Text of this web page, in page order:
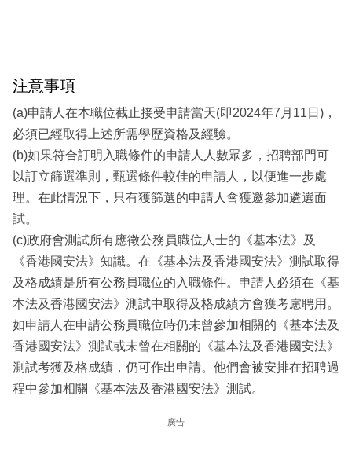
注意事項
(a)申請人在本職位截止接受申請當天(即2024年7月11日)，
必須已經取得上述所需學歷資格及經驗。
(b)如果符合訂明入職條件的申請人人數眾多，招聘部門可
以訂立篩選準則，甄選條件較佳的申請人，以便進一步處
理。在此情況下，只有獲篩選的申請人會獲邀參加遴選面
試。
(c)政府會測試所有應徵公務員職位人士的《基本法》及
《香港國安法》知識。在《基本法及香港國安法》測試取得
及格成績是所有公務員職位的入職條件。申請人必須在《基
本法及香港國安法》測試中取得及格成績方會獲考慮聘用。
如申請人在申請公務員職位時仍未曾參加相關的《基本法及
香港國安法》測試或未曾在相關的《基本法及香港國安法》
測試考獲及格成績，仍可作出申請。他們會被安排在招聘過
程中參加相關《基本法及香港國安法》測試。
廣告